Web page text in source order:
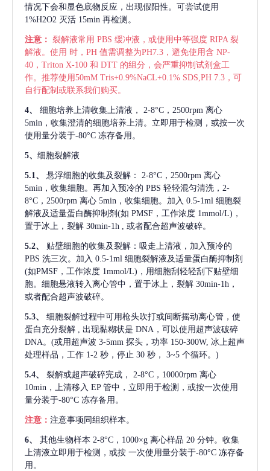
情况下会和显色底物反应，出现假阳性。可尝试使用
1%H2O2 灭活 15min 再检测。
注意： 裂解液常用 PBS 缓冲液，或使用中等强度 RIPA 裂
解液。使用 时，PH 值需调整为PH7.3，避免使用含 NP-
40，Triton X-100 和 DTT 的组分，会严重抑制试剂盒工
作。推荐使用50mM Tris+0.9%NaCL+0.1% SDS,PH 7.3，可
自行配制或联系我们购买。
4、 细胞培养上清收集上清液，
2-8°C，2500rpm 离心
5min，收集澄清的细胞培养上清。立即用于检测，或按一次
使用量分装于-80°C 冻存备用。
5、 细胞裂解液
5.1、 悬浮细胞的收集及裂解：
2-8°C，2500rpm 离心
5min，收集细胞。再加入预冷的 PBS 轻轻混匀清洗，2-
8°C，2500rpm 离心 5min，收集细胞。加入 0.5-1ml 细胞裂
解液及适量蛋白酶抑制剂(如 PMSF，工作浓度 1mmol/L)，
置于冰上，裂解 30min-1h , 或者配合超声波破碎。
5.2、
贴壁细胞的收集及裂解：吸走上清液，加入预冷的
PBS 洗三次。加入 0.5-1ml 细胞裂解液及适量蛋白酶抑制剂
(如PMSF，工作浓度 1mmol/L)，用细胞刮轻轻刮下贴壁细
胞。细胞悬液转入离心管中，置于冰上，裂解 30min-1h，
或者配合超声波破碎。
5.3、
细胞裂解过程中可用枪头吹打或间断摇动离心管，使
蛋白充分裂解 , 出现黏糊状是 DNA，可以使用超声波破碎
DNA。(或用超声波 3-5mm 探头，功率 150-300W, 冰上超声
处理样品，工作 1-2 秒，停止 30 秒， 3~5 个循环。)
5.4、 裂解或超声破碎完成，
2-8°C，10000rpm 离心
10min，上清移入 EP 管中，立即用于检测，或按一次使用
量分装于-80°C 冻存备用。
注意： 注意事项同组织样本。
6、 其他生物样本 2-8°C，1000×g 离心样品 20 分钟。收集
上清液立即用于检测，或按 一次使用量分装于-80°C 冻存备
用。